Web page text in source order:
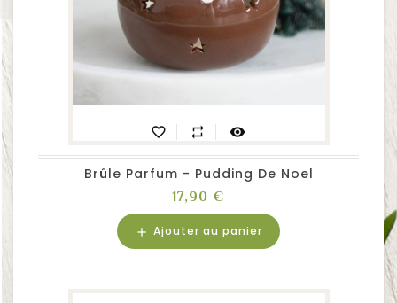
favorite_border repeat visibility
Brûle Parfum - Pudding De Noel
Prix
17,90 €
add Ajouter au panier